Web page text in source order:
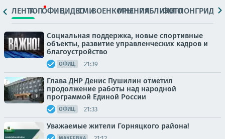
ЛЕНТАТОПОФИЦ.ВИДЕОСМИВОЕНКОРЫМНЕНИЯПАБЛИКИ
ФОТОЛОНГРИДЫ
Социальная поддержка, новые спортивные
объекты, развитие управленческих кадров и
благоустройство
ОФИЦ. 21:39
Глава ДНР Денис Пушилин отметил
продолжение работы над народной
программой Единой России
ОФИЦ. 21:33
Уважаемые жители Горняцкого района!